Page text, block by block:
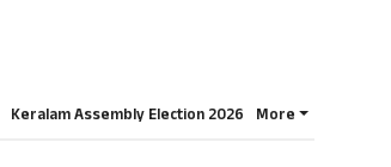
Keralam Assembly Election 2026 More